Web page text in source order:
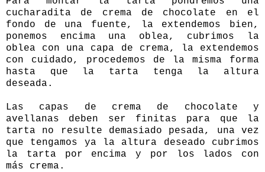
cucharadita de crema de chocolate en el
fondo de una fuente, la extendemos bien,
ponemos encima una oblea, cubrimos la
oblea con una capa de crema, la extendemos
con cuidado, procedemos de la misma forma
hasta que la tarta tenga la altura
deseada.
Las capas de crema de chocolate y
avellanas deben ser finitas para que la
tarta no resulte demasiado pesada, una vez
que tengamos ya la altura deseado cubrimos
la tarta por encima y por los lados con
más crema.